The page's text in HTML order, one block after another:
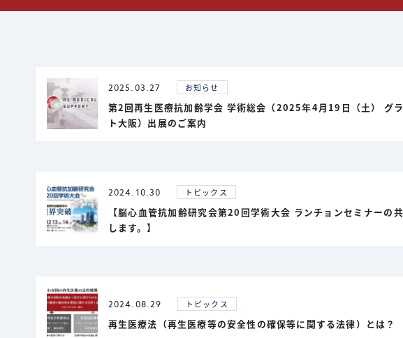
2025.03.27 お知らせ
第2回再生医療抗加齢学会 学術総会（2025年4月19日（土） グ
ト大阪）出展のご案内
2024.10.30 トピックス
【脳心血管抗加齢研究会第20回学術大会 ランチョンセミナーの
します。】
2024.08.29 トピックス
再生医療法（再生医療等の安全性の確保等に関する法律）とは？